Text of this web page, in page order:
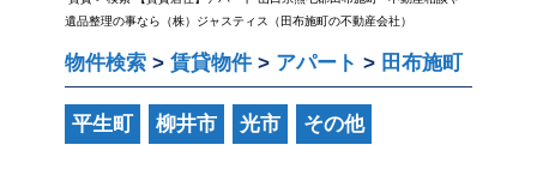
遺品整理の事なら（株）ジャスティス（田布施町の不動産会社）
物件検索 > 賃貸物件 > アパート > 田布施町
平生町 柳井市 光市 その他